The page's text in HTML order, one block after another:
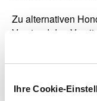
Ihre Cookie-
Zu alternativen
Vorstand den
vehement. Auf die